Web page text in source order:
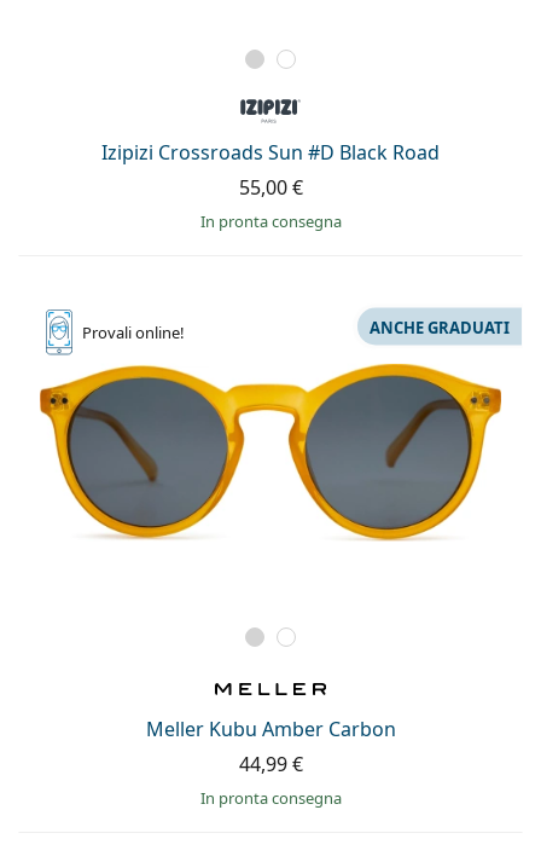
Izipizi Crossroads Sun #D Black Road
55,00 €
in pronta consegna
Provalionline!
Meller Kubu Amber Carbon
ANCHE GRADUATI
44,99 €
in pronta consegna